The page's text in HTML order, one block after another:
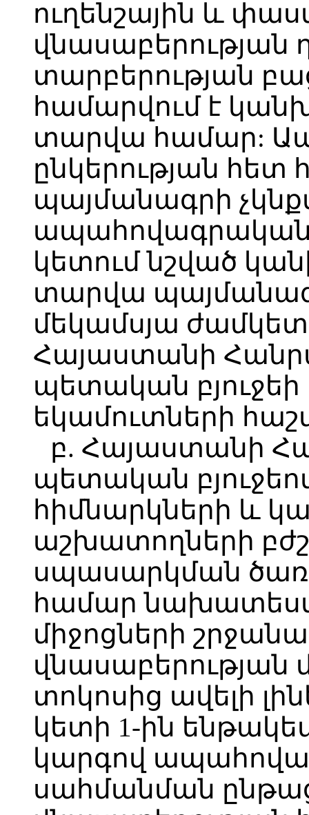
ուղենշային և
վնասաբերության
տարբերության
համարվում է
տարվա համար:
ընկերության
պայմանագրի
ապահովագրական
կետում նշված
տարվա
մեկամսյա
Հայաստանի
պետական
եկամուտների
բ. Հայաստանի
պետական
հիմնարկների և
աշխատողների
սպասարկման
համար
միջոցների
վնասաբերության
տոկոսից ավելի
կետի 1-ին
կարգով
սահմանման